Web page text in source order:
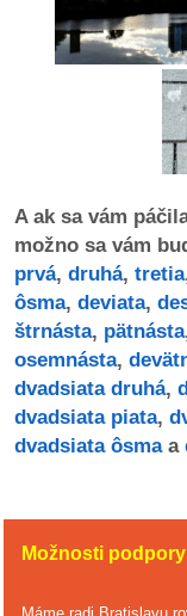
pripomienkové
práca
odkazy
petície
z
médií
/
A ak sa vám
možno sa vám
prvá, druhá, tretia
ôsma, deviata,
štrnásta, pätnásta
osemnásta,
dvadsiata druhá,
dvadsiata piata,
dvadsiata ôsmaa
Možnosti